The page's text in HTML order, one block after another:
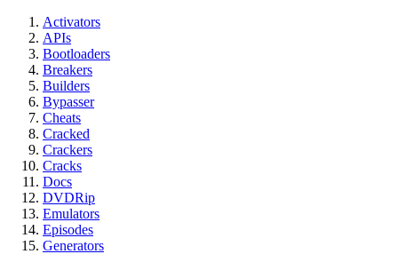
Activators
APIs
Bootloaders
Breakers
Builders
Bypasser
Cheats
Cracked
Crackers
Cracks
Docs
DVDRip
Emulators
Episodes
Generators